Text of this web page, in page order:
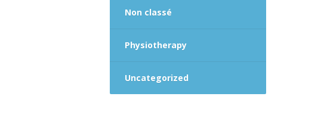
Non classé
Physiotherapy
Uncategorized